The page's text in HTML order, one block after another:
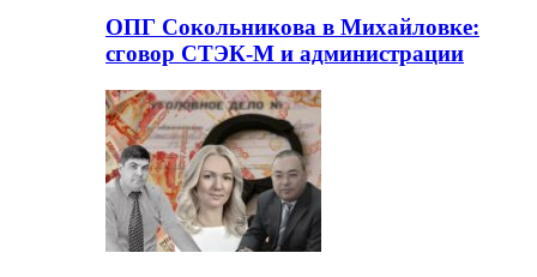
ОПГ Сокольникова в Михайловке:
сговор СТЭК-М и администрации